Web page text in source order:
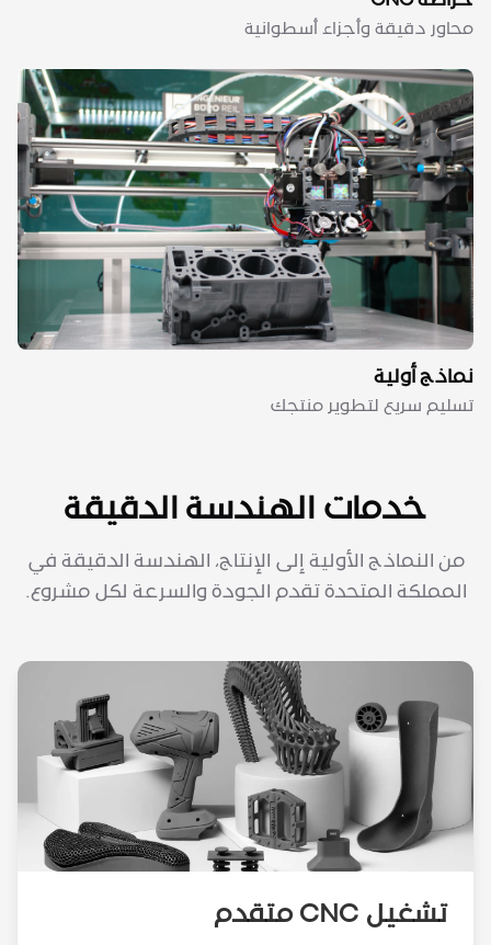
محاور دقيقة وأجزاء أسطوانية
نماذج أولية
تسليم سريع لتطوير منتجك
خدمات الهندسة الدقيقة
من النماذج الأولية إلى الإنتاج، الهندسة الدقيقة في
المملكة المتحدة تقدم الجودة والسرعة لكل مشروع.
تشغيل CNC متقدم